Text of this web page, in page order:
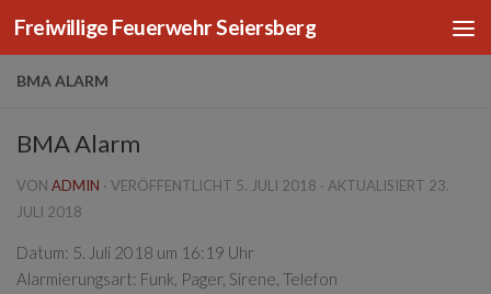
Zum Inhalt springen
Freiwillige Feuerwehr Seiersberg
BMA ALARM
BMA Alarm
VON ADMIN · VERÖFFENTLICHT 5. JULI 2018 · AKTUALISIERT 23.
JULI 2018
Datum: 5. Juli 2018 um 16:19 Uhr
Alarmierungsart: Funk, Pager, Sirene, Telefon